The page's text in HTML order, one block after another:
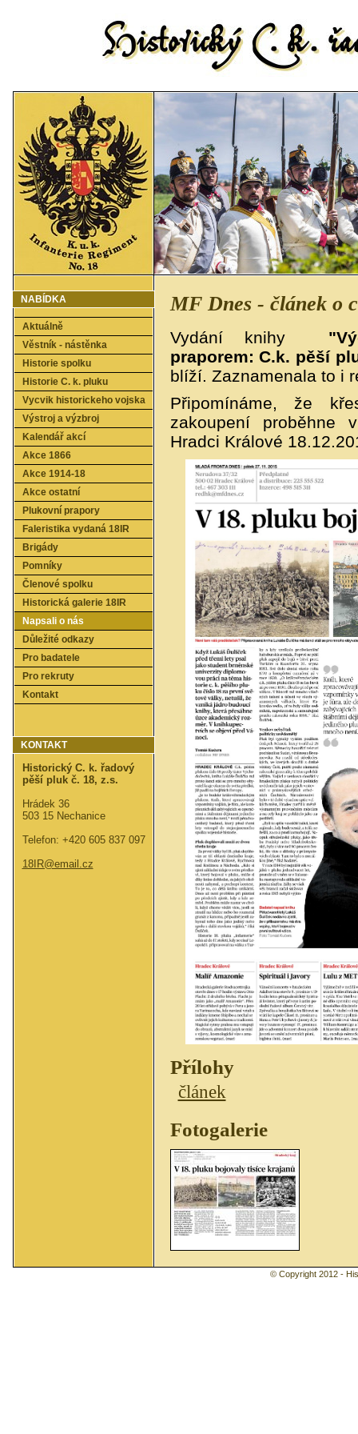
NABÍDKA
Aktuálně
Věstník - nástěnka
Historie spolku
Historie C. k. pluku
Vycvik historickeho vojska
Výstroj a výzbroj
Kalendář akcí
Akce 1866
Akce 1914-18
Akce ostatní
Plukovní prapory
Faleristika vydaná 18IR
Brigády
Pomníky
Členové spolku
Historická galerie 18IR
Napsali o nás
Důležité odkazy
Pro badatele
Pro rekruty
Kontakt
KONTAKT
Historický C. k. řadový
pěší pluk č. 18, z.s.
Hrádek 36
503 15 Nechanice
Telefon: +420 605 837 097
18IR@email.cz
MF Dnes - článek o
Vydání knihy
praporem: C.k. pěší
blíží. Zaznamenala to i
Připomínáme, že
zakoupení proběhne
Hradci Králové
Přílohy
článek
Fotogalerie
© Copyright 2012 -